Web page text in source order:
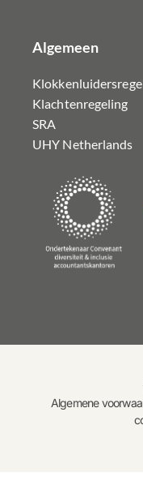
Algemeen
Klachtenregeling
SRA
UHY Netherlands
Algemene